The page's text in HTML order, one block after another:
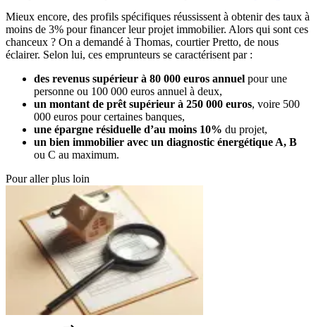
Mieux encore, des profils spécifiques réussissent à obtenir des taux à
moins de 3% pour financer leur projet immobilier. Alors qui sont ces
chanceux ? On a demandé à Thomas, courtier Pretto, de nous
éclairer. Selon lui, ces emprunteurs se caractérisent par :
des revenus supérieur à 80 000 euros annuel pour une
personne ou 100 000 euros annuel à deux,
un montant de prêt supérieur à 250 000 euros, voire 500
000 euros pour certaines banques,
une épargne résiduelle d’au moins 10% du projet,
un bien immobilier avec un diagnostic énergétique A, B
ou C au maximum.
Pour aller plus loin